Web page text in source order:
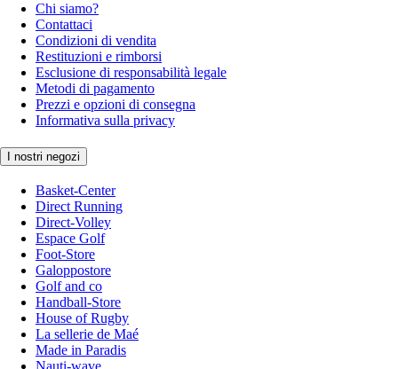
Chi siamo?
Contattaci
Condizioni di vendita
Restituzioni e rimborsi
Esclusione di responsabilità legale
Metodi di pagamento
Prezzi e opzioni di consegna
Informativa sulla privacy
I nostri negozi
Basket-Center
Direct Running
Direct-Volley
Espace Golf
Foot-Store
Galoppostore
Golf and co
Handball-Store
House of Rugby
La sellerie de Maé
Made in Paradis
Nauti-wave